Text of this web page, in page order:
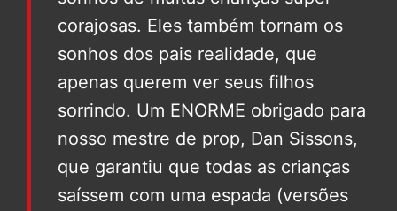
corajosas. Eles também tornam os
sonhos dos pais realidade, que
apenas querem ver seus filhos
sorrindo. Um ENORME obrigado para
nosso mestre de prop, Dan Sissons,
que garantiu que todas as crianças
saíssem com uma espada (versões